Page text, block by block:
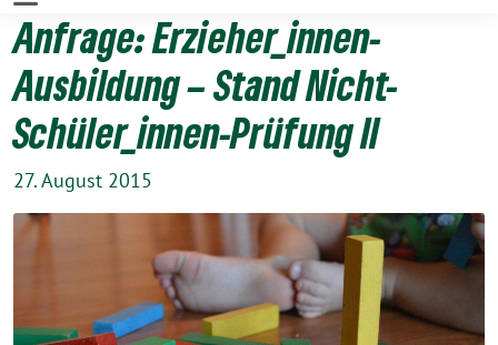
Anfrage: Erzieher_innen-
Ausbildung – Stand Nicht-
Schüler_innen-Prüfung II
27. August 2015